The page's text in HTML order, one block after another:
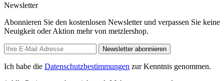
Newsletter
Abonnieren Sie den kostenlosen Newsletter und verpassen Sie keine
Neuigkeit oder Aktion mehr von metzlershop.
Newsletter abonnieren
Ich habe die Datenschutzbestimmungen zur Kenntnis genommen.